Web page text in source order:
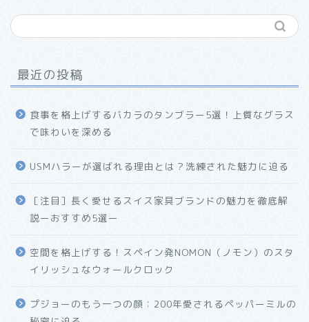
最近の投稿
食事を格上げするバカラのタンブラー5選！上質なグラス
で味わいを深める
USMハラーが選ばれる理由とは？洗練された魅力に迫る
［注目］長く愛せるスイス家具ブランドの魅力を徹底解
説ーおすすめ5選ー
空間を格上げする！スペイン発NOMON（ノモン）のスタ
イリッシュなウォールクロック
プジョーのもう一つの顔：200年愛されるペッパーミルの